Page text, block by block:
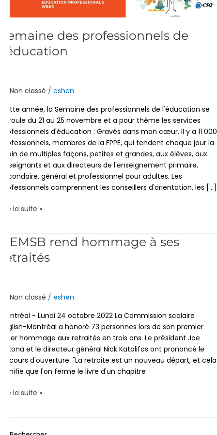
Semaine des professionnels de
l'éducation
Non classé / eshen
Cette année, la Semaine des professionnels de l'éducation se
déroule du 21 au 25 novembre et a pour thème les services
professionnels d'éducation : Gravés dans mon cœur. Il y a 11 000
professionnels, membres de la FPPE, qui tendent chaque jour la
main de multiples façons, petites et grandes, aux élèves, aux
enseignants et aux directeurs de l'enseignement primaire,
secondaire, général et professionnel pour adultes. Les
professionnels comprennent les conseillers d'orientation, les [...]
Lire la suite »
L'EMSB rend hommage à ses
retraités
Non classé / eshen
Montréal - Lundi 24 octobre 2022 La Commission scolaire
English-Montréal a honoré 73 personnes lors de son premier
dîner hommage aux retraités en trois ans. Le président Joe
Ortona et le directeur général Nick Katalifos ont prononcé le
discours d'ouverture. "La retraite est un nouveau départ, et cela
signifie que l'on ferme le livre d'un chapitre
L'EMSB
hommage
retraités
Lire la suite »